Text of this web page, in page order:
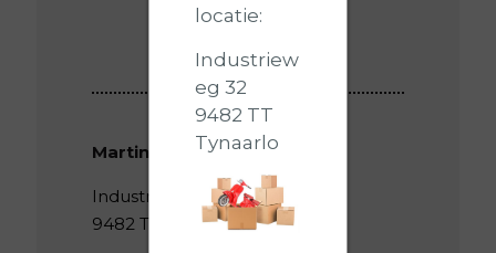
Martin Boer Scooters
Industrieweg 32
9482 TT Tynaarlo
locatie:
Industriew
eg 32
9482 TT
Tynaarlo